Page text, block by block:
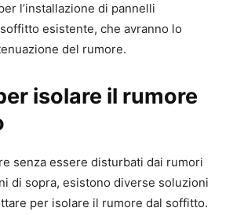
l’installazione di pannelli
esistente, che avranno lo
del rumore.
isolare il rumore
senza essere disturbati dai rumori
di sopra, esistono diverse soluzioni
per isolare il rumore dal soffitto.